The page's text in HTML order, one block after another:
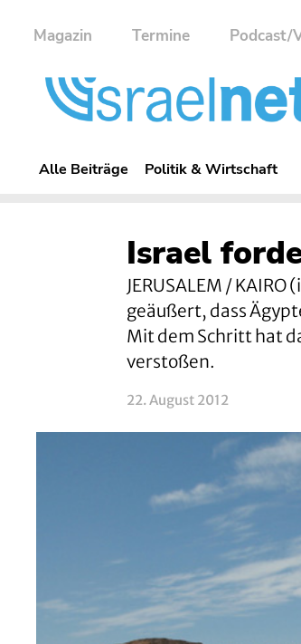
Magazin Termine Podcast/
Alle Beiträge Politik & Wirtschaft
Israel
JERUSALEM /
geäußert, dass
Mit dem Schritt hat
verstoßen.
22. August 2012